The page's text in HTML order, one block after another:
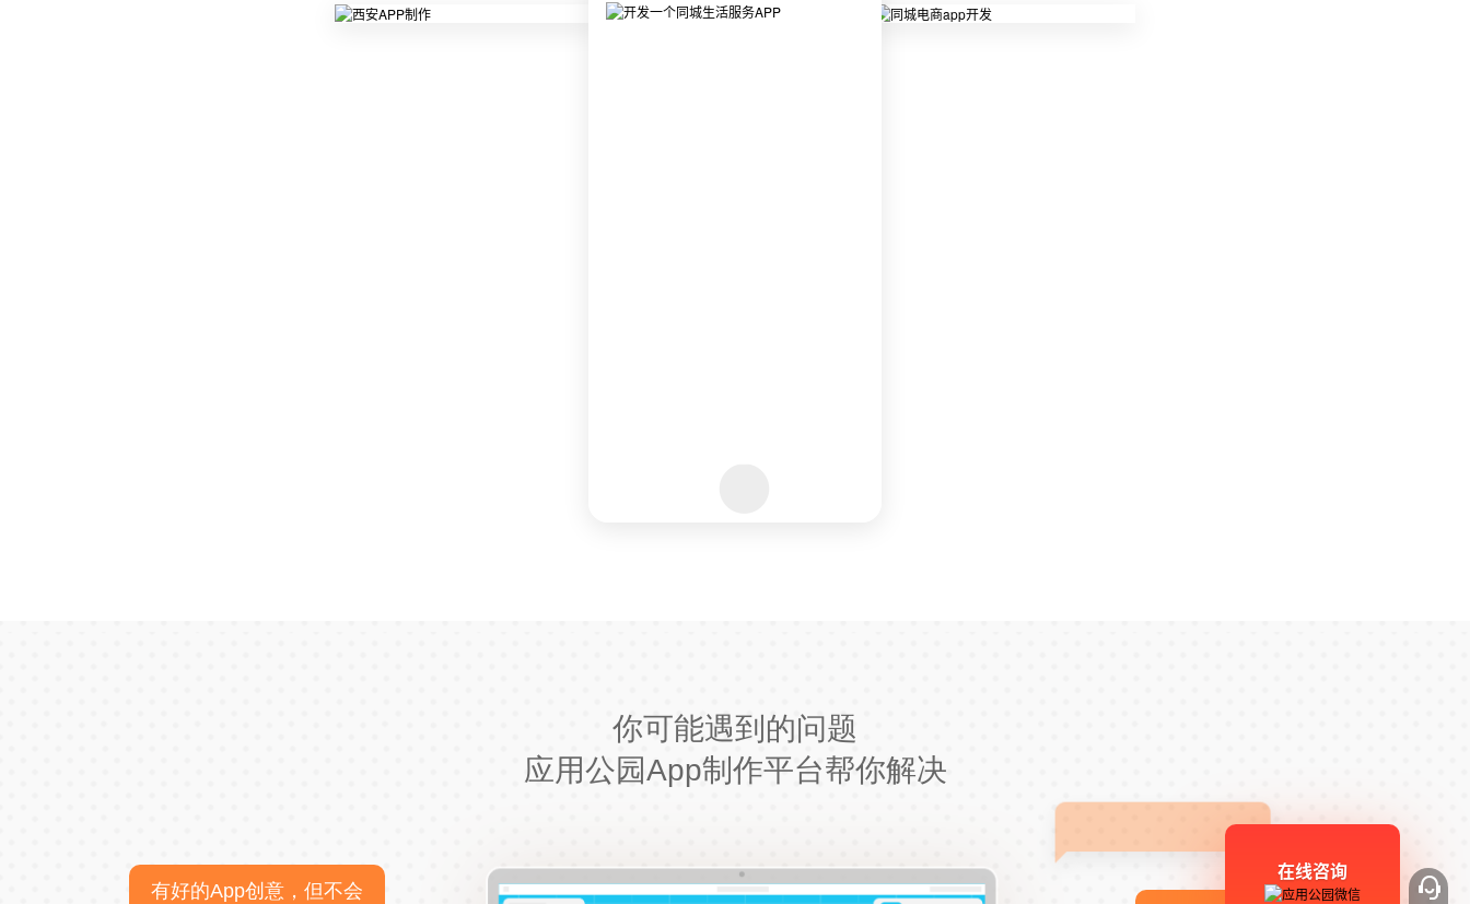
你可能遇到的问题
应用公园App制作平台帮你解决
有好的App创意，但不会
在线咨询